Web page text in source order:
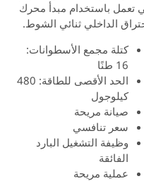
باستخدام مبدأ محرك
الداخلي ثنائي الشوط.
مجمع الأسطوانات:
الحد الأقصى للطاقة: 480
مريحة
تنافسي
التشغيل البارد
مريحة